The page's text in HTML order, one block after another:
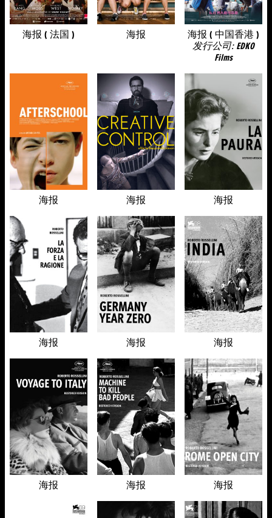
海报 ( 法国 ) 海报
海报 ( 中国香港 )
发行公司: EDKO
Films
海报 海报 海报
海报 海报 海报
海报 海报 海报